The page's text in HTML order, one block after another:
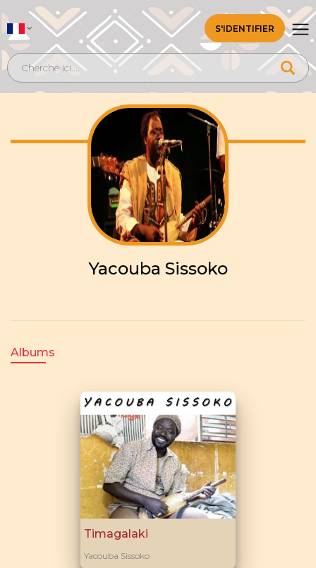
S'IDENTIFIER
Yacouba Sissoko
Albums
Timagalaki
Yacouba Sissoko